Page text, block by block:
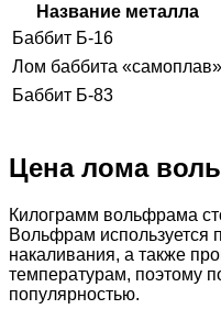
Название металла
Баббит Б-16
Лом баббита «самоплав»
Баббит Б-83
Цена лома
Килограмм вольфрама
Вольфрам используется
накаливания, а также
температурам, поэтому
популярностью.